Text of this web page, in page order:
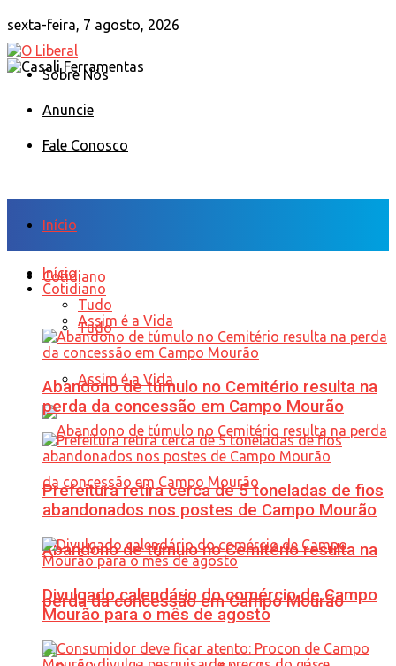
sexta-feira, 7 agosto, 2026
Sobre Nós
Anuncie
Fale Conosco
Início
Cotidiano
Tudo
Assim é a Vida
Abandono de túmulo no Cemitério resulta na
perda da concessão em Campo Mourão
Início
Cotidiano
Tudo
Assim é a Vida
Abandono de túmulo no Cemitério resulta na
perda da concessão em Campo Mourão
Prefeitura retira cerca de 5 toneladas de fios
abandonados nos postes de Campo Mourão
Divulgado calendário do comércio de Campo
Mourão para o mês de agosto